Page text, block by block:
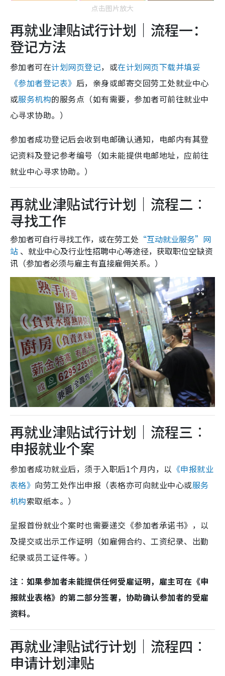
点击图片放大
再就业津贴试行计划｜流程一：
登记方法
参加者可在计划网页登记，或在计划网页下载并填妥
《参加者登记表》 后，亲身或邮寄交回劳工处就业中心
或服务机构的服务点（如有需要，参加者可前往就业中
心寻求协助。）
参加者成功登记后会收到电邮确认通知，电邮内有其登
记资料及登记参考编号（如未能提供电邮地址，应前往
就业中心寻求协助。）
再就业津贴试行计划｜流程二︰
寻找工作
参加者可自行寻找工作，或在劳工处 “互动就业服务”网
站 、就业中心及行业性招聘中心等途径，获取职位空缺资
讯（参加者必须与雇主有直接雇佣关系。）
再就业津贴试行计划｜流程三︰
申报就业个案
参加者成功就业后，须于入职后1个月内，以 《申报就业
表格》 向劳工处作出申报（表格亦可向就业中心或服务
机构索取纸本。）
呈报首份就业个案时也需要递交《参加者承诺书》，以
及提交或出示工作证明（如雇佣合约、工资纪录、出勤
纪录或员工证件等。）
注︰如果参加者未能提供任何受雇证明，雇主可在《申
报就业表格》的第二部分签署，协助确认参加者的受雇
资料。
再就业津贴试行计划｜流程四︰
申请计划津贴